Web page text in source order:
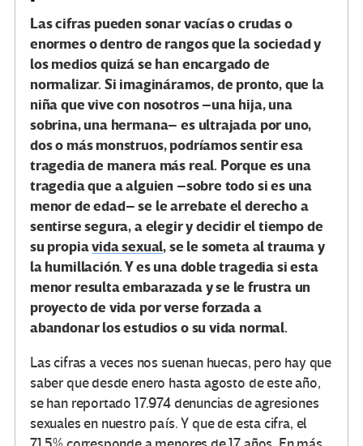
Las cifras pueden sonar vacías o crudas o
enormes o dentro de rangos que la sociedad y
los medios quizá se han encargado de
normalizar. Si imagináramos, de pronto, que la
niña que vive con nosotros –una hija, una
sobrina, una hermana– es ultrajada por uno,
dos o más monstruos, podríamos sentir esa
tragedia de manera más real. Porque es una
tragedia que a alguien –sobre todo si es una
menor de edad– se le arrebate el derecho a
sentirse segura, a elegir y decidir el tiempo de
su propiavida sexual, se le someta al trauma y
la humillación. Y es una doble tragedia si esta
menor resulta embarazada y se le frustra un
proyecto de vida por verse forzada a
abandonar los estudios o su vida normal.
Las cifras a veces nos suenan huecas, pero hay que
saber que desde enero hasta agosto de este año,
se han reportado 17.974 denuncias de agresiones
sexuales en nuestro país. Y que de esta cifra, el